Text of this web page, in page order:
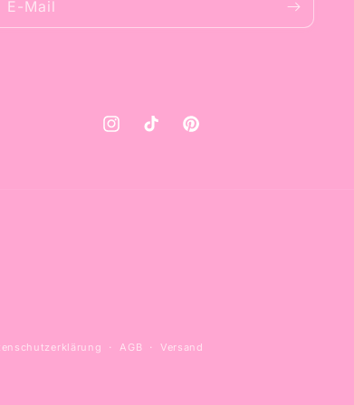
E-Mail
InstagramTikTok Pinterest
AGB Versand